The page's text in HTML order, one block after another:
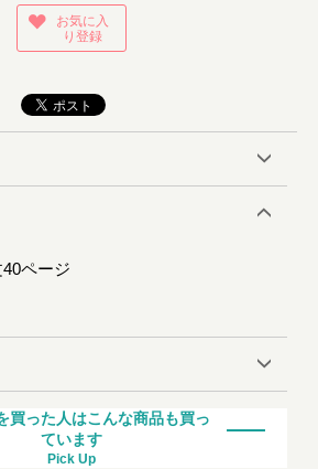
お気に入
り登録
ページ
買った人はこんな商品も買っ
ています
Pick Up